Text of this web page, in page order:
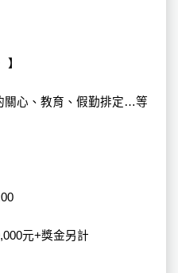
】
關心、教育、假勤排定…等
元+獎金另計